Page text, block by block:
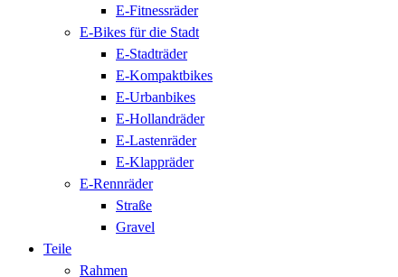
E-Fitnessräder
E-Bikes für die Stadt
E-Stadträder
E-Kompaktbikes
E-Urbanbikes
E-Hollandräder
E-Lastenräder
E-Klappräder
E-Rennräder
Straße
Gravel
Teile
Rahmen